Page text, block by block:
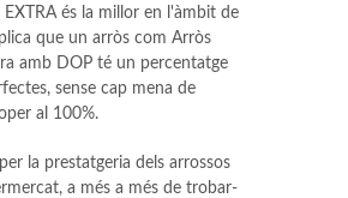
EXTRA és la millor en l'àmbit de
que un arròs com Arròs
amb DOP té un percentatge
sense cap mena de
al 100%.
la prestatgeria dels arrossos
a més a més de trobar-